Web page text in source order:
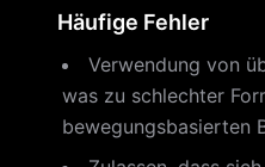
Häufige Fehler
Verwendung von
was zu schlechter
bewegungsbasierten